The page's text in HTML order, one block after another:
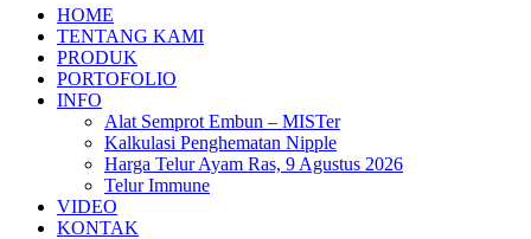
HOME
TENTANG KAMI
PRODUK
PORTOFOLIO
INFO
Alat Semprot Embun – MISTer
Kalkulasi Penghematan Nipple
Harga Telur Ayam Ras, 9 Agustus 2026
Telur Immune
VIDEO
KONTAK